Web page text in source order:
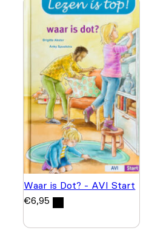
Waar is Dot? - AVI Start
€6,95